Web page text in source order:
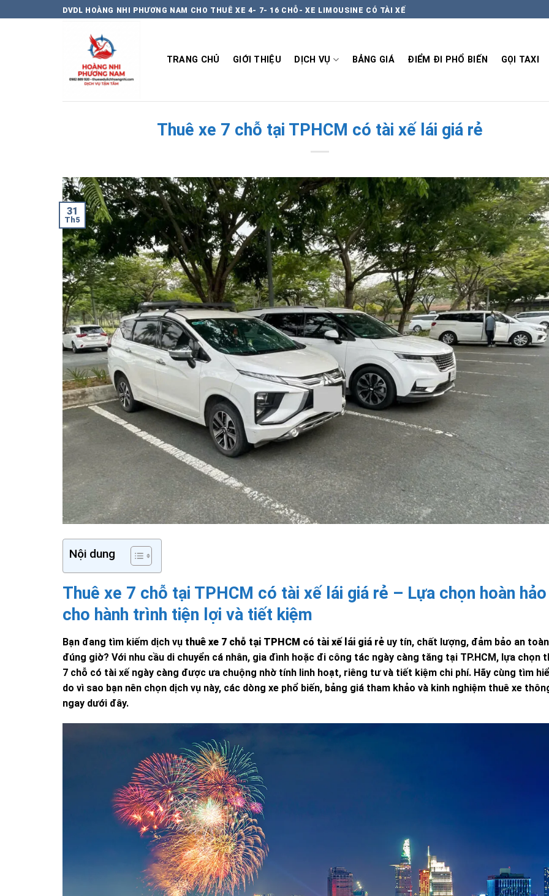
đến
DVDL HOÀNG NHI PHƯƠNG NAM CHO THUÊ XE 4- 7- 16 CHỖ- XE LIMOUSINE CÓ TÀI XẾ
TRANG CHỦ GIỚI THIỆU DỊCH VỤ BẢNG GIÁ ĐIỂM ĐI PHỔ BIẾN GỌI TAXI
Thuê xe 7 chỗ tại TPHCM có tài xế lái giá rẻ
31
Th5
Nội dung
Thuê xe 7 chỗ tại TPHCM có tài xế lái giá rẻ – Lựa chọn hoàn hảo
cho hành trình tiện lợi và tiết kiệm
Bạn đang tìm kiếm dịch vụ thuê xe 7 chỗ tại TPHCM có tài xế lái giá rẻ uy tín, chất lượng, đảm bảo an
đúng giờ? Với nhu cầu di chuyển cá nhân, gia đình hoặc đi công tác ngày càng tăng tại TP.HCM, lựa chọn
7 chỗ có tài xế ngày càng được ưa chuộng nhờ tính linh hoạt, riêng tư và tiết kiệm chi phí. Hãy cùng tìm
do vì sao bạn nên chọn dịch vụ này, các dòng xe phổ biến, bảng giá tham khảo và kinh nghiệm thuê xe
ngay dưới đây.